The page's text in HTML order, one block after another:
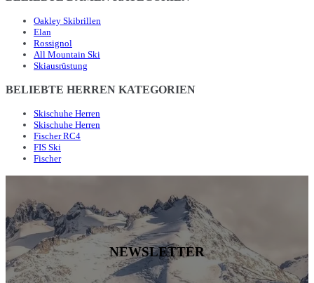
Oakley Skibrillen
Elan
Rossignol
All Mountain Ski
Skiausrüstung
BELIEBTE HERREN KATEGORIEN
Skischuhe Herren
Skischuhe Herren
Fischer RC4
FIS Ski
Fischer
NEWSLETTER